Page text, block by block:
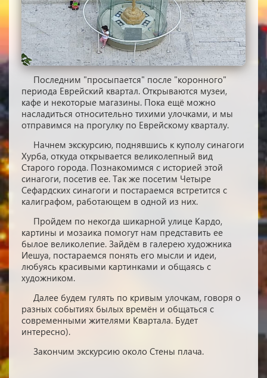
Последним "просыпается" после "коронного"
периода Еврейский квартал. Открываются музеи,
кафе и некоторые магазины. Пока ещё можно
насладиться относительно тихими улочками, и мы
отправимся на прогулку по Еврейскому кварталу.
Начнем экскурсию, поднявшись к куполу синагоги
Хурба, откуда открывается великолепный вид
Старого города. Познакомимся с историей этой
синагоги, посетив ее. Так же посетим Четыре
Сефардских синагоги и постараемся встретится с
калиграфом, работающем в одной из них.
Пройдем по некогда шикарной улице Кардо,
картины и мозаика помогут нам представить ее
былое великолепие. Зайдём в галерею художника
Иешуа, постараемся понять его мысли и идеи,
любуясь красивыми картинками и общаясь с
художником.
Далее будем гулять по кривым улочкам, говоря о
разных событиях былых времён и общаться с
современными жителями Квартала. Будет
интересно).
Закончим экскурсию около Стены плача.